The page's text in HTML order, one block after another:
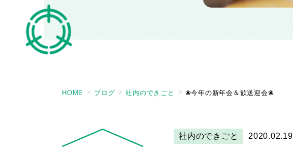
HOME ブログ 社内のできごと ❀今年の新年会＆歓送迎会❀
社内のできごと 2020.02.19